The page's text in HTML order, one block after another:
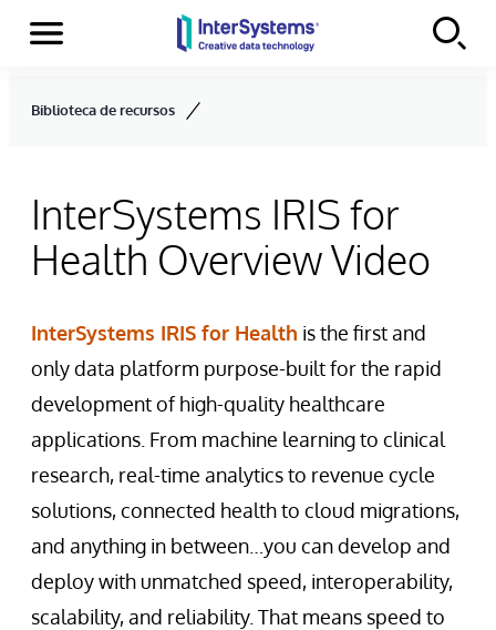
Skip to content
Menu
Biblioteca de recursos
InterSystems IRIS for
Health Overview Video
InterSystems IRIS for Health is the first and
only data platform purpose-built for the rapid
development of high-quality healthcare
applications. From machine learning to clinical
research, real-time analytics to revenue cycle
solutions, connected health to cloud migrations,
and anything in between…you can develop and
deploy with unmatched speed, interoperability,
scalability, and reliability. That means speed to